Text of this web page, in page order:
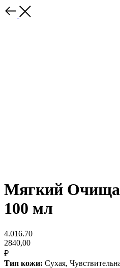
Мягкий
100 мл
4.016.70
2840,00
₽
Тип кожи: Сухая,